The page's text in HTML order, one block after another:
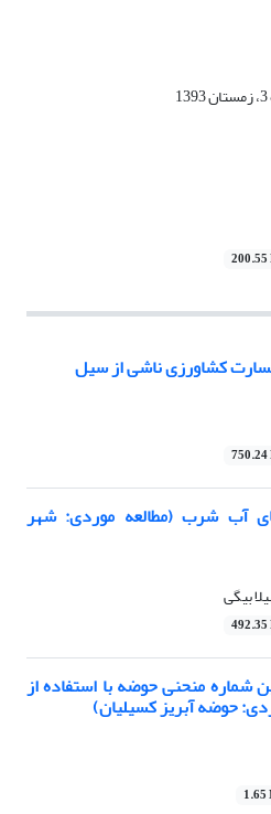
کشاورزی ناشی از سیل
آب شرب (مطالعه موردی: شهر
بیگی
شماره منحنی حوضه با استفاده از
حوضه آبریز کسیلیان)
1.65